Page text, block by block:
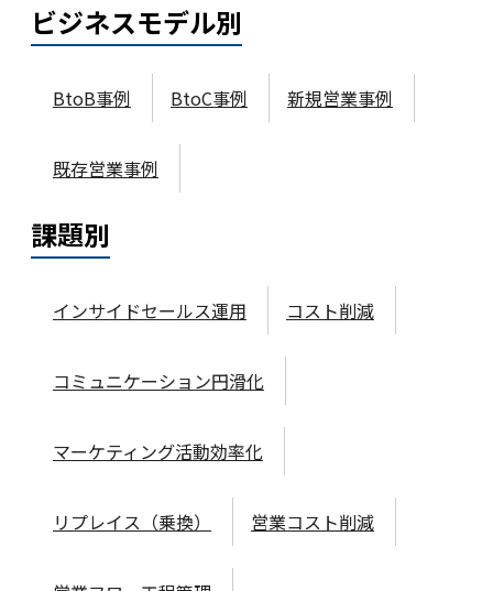
ビジネスモデル別
BtoB事例 BtoC事例 新規営業事例
既存営業事例
課題別
インサイドセールス運用 コスト削減
コミュニケーション円滑化
マーケティング活動効率化
リプレイス（乗換） 営業コスト削減